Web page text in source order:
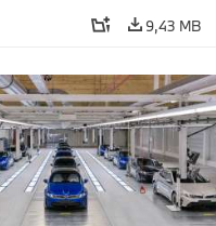
9,43 MB